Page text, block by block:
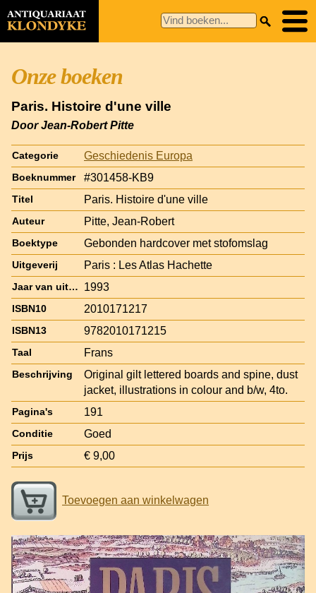
Onze boeken
Paris. Histoire d'une ville
Door Jean-Robert Pitte
Categorie Geschiedenis Europa
Boeknummer #301458-KB9
Titel Paris. Histoire d'une ville
Auteur Pitte, Jean-Robert
Boektype Gebonden hardcover met stofomslag
Uitgeverij Paris : Les Atlas Hachette
Jaar van uitgave 1993
ISBN10 2010171217
ISBN13 9782010171215
Taal Frans
Beschrijving
Original gilt lettered boards and spine, dust
jacket, illustrations in colour and b/w, 4to.
Pagina's 191
Conditie Goed
Prijs € 9,00
Toevoegen aan winkelwagen